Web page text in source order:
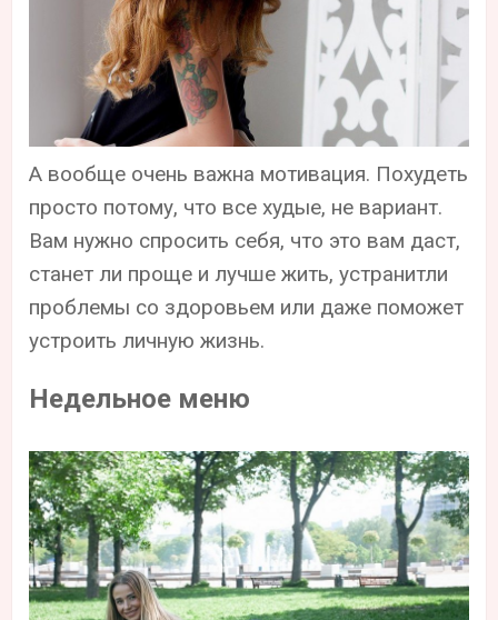
А вообще очень важна мотивация. Похудеть
просто потому, что все худые, не вариант.
Вам нужно спросить себя, что это вам даст,
станет ли проще и лучше жить, устранитли
проблемы со здоровьем или даже поможет
устроить личную жизнь.
Недельное меню